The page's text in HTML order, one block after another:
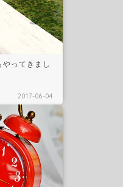
ってきまし
2017-06-04